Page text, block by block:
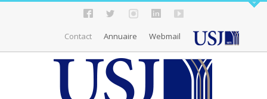
Contact Annuaire Webmail